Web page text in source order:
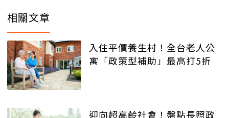
相關文章
入住平價養生村！全台老人公
寓「政策型補助」最高打5折
迎向超高齡社會！盤點長照政